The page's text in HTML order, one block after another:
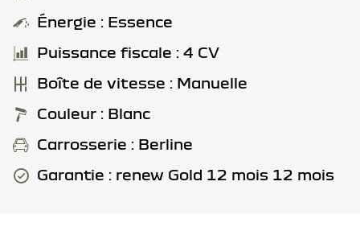
Énergie : Essence
Puissance fiscale : 4 CV
Boîte de vitesse : Manuelle
Couleur : Blanc
Carrosserie : Berline
Garantie : renew Gold 12 mois 12 mois